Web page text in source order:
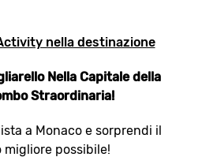
nella destinazione
Nella Capitale della
Straordinaria!
a Monaco e sorprendi il
possibile!